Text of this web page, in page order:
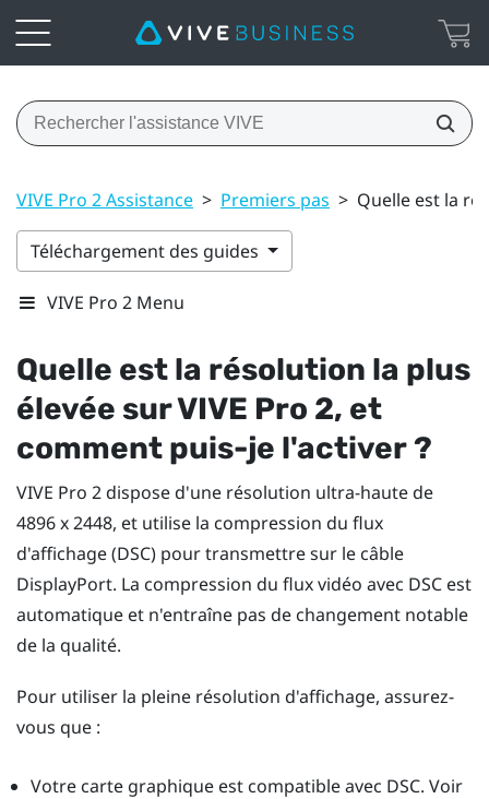
VIVE Pro 2 Assistance > Premiers pas > Quelle est la
Téléchargement des guides
VIVE Pro 2 Menu
Quelle est la résolution la plus
élevée surVIVE Pro 2, et
comment puis-je l'activer ?
VIVE Pro 2dispose d'une résolution ultra-haute de
4896 x 2448, et utilise la compression du flux
d'affichage (DSC) pour transmettre sur le câble
DisplayPort. La compression du flux vidéo avec DSC est
automatique et n'entraîne pas de changement notable
de la qualité.
Pour utiliser la pleine résolution d'affichage, assurez-
vous que :
Votre carte graphique est compatible avec DSC. Voir